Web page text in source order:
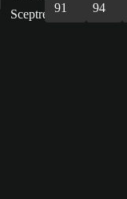
91
94